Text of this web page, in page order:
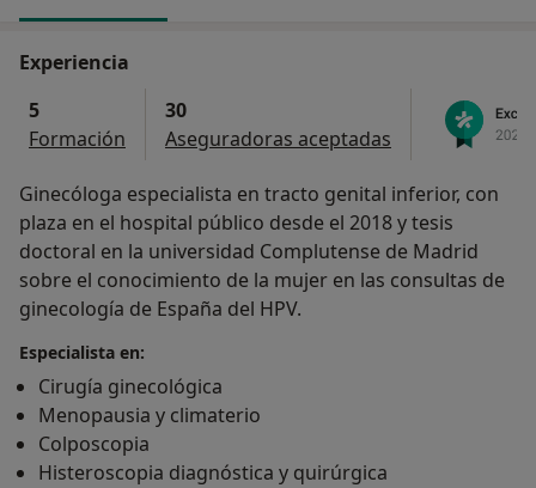
Experiencia
5
Formación
30
Aseguradoras aceptadas
Ginecóloga especialista en tracto genital inferior, con
plaza en el hospital público desde el 2018 y tesis
doctoral en la universidad Complutense de Madrid
sobre el conocimiento de la mujer en las consultas de
ginecología de España del HPV.
Especialista en:
Cirugía ginecológica
Menopausia y climaterio
Colposcopia
Histeroscopia diagnóstica y quirúrgica